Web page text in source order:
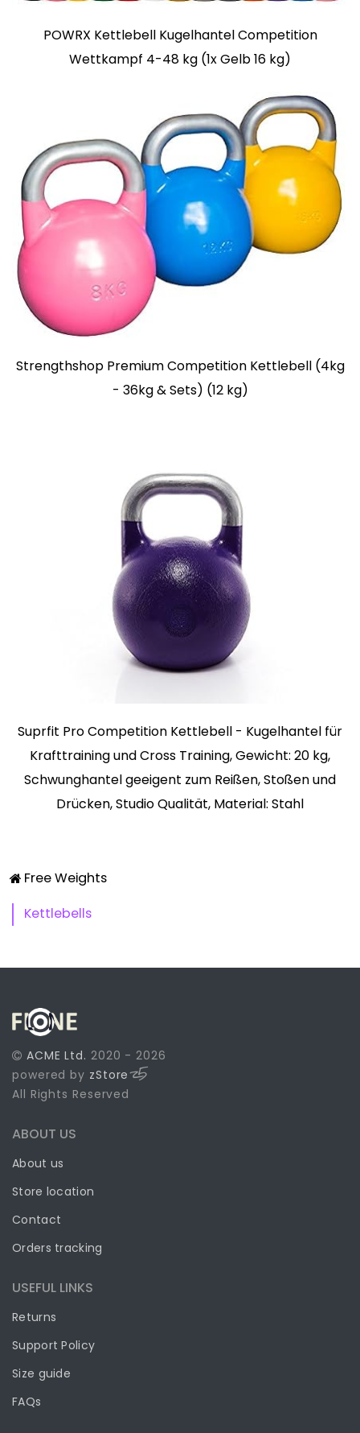
Free Weights
Kettlebells
POWRX Kettlebell Kugelhantel Competition
Wettkampf 4-48 kg (1x Gelb 16 kg)
Strengthshop Premium Competition Kettlebell (4kg
- 36kg & Sets) (12 kg)
Suprfit Pro Competition Kettlebell - Kugelhantel für
Krafttraining und Cross Training, Gewicht: 20 kg,
Schwunghantel geeigent zum Reißen, Stoßen und
Drücken, Studio Qualität, Material: Stahl
Unisex Erwachsene, Unisex-Erwachsene,
19144, blau, 12 kg
45,25 €
Kettlebells mit Kugel und Griff aus einem Stück für eine
Kalibrierung.Breite und glatte Basis Die Textur ...
more Details
ADD TO CART
ACME Ltd. 2020 - 2026
powered by zStore
All Rights Reserved
ABOUT US
About us
Store location
Contact
Orders tracking
USEFUL LINKS
Returns
Support Policy
Size guide
FAQs